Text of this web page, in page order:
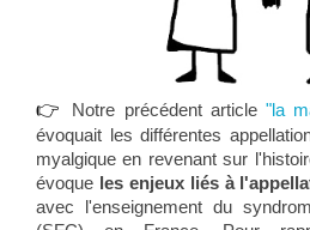
👉 Notre précédent article"la
évoquait les différentes
myalgique en revenant sur
évoque les enjeux liés à
avec l'enseignement du